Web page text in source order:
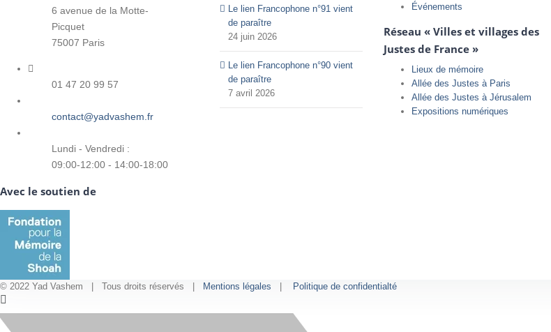
6 avenue de la Motte-
Picquet
75007 Paris
01 47 20 99 57
contact@yadvashem.fr
Lundi - Vendredi :
09:00-12:00 - 14:00-18:00
Avec le soutien de
Le lien Francophone n°91 vient
de paraître
24 juin 2026
Le lien Francophone n°90 vient
de paraître
7 avril 2026
Événements
Réseau « Villes et villages des
Justes de France »
Lieux de mémoire
Allée des Justes à Paris
Allée des Justes à Jérusalem
Expositions numériques
© 2022 Yad Vashem | Tous droits réservés | Mentions légales | Politique de confidentialté
X